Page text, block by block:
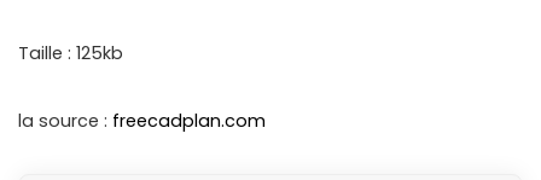
Taille : 125kb
la source : freecadplan.com